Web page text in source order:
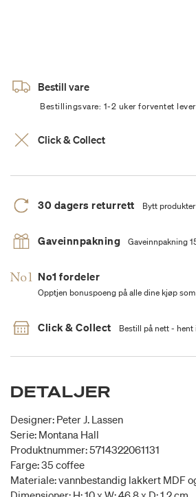
Bestill vare
Bestillingsvare: 1-2 uker forventet
Click & Collect
30 dagers returrett Bytt
Gaveinnpakning Gaveinnpakning
No1 fordeler
Opptjen bonuspoeng på alle dine kjøp
Click & Collect Bestill på nett - hent
DETALJER
Designer: Peter J. Lassen
Serie: Montana Hall
Produktnummer: 5714322061131
Farge: 35 coffee
Materiale: vannbestandig lakkert MDF